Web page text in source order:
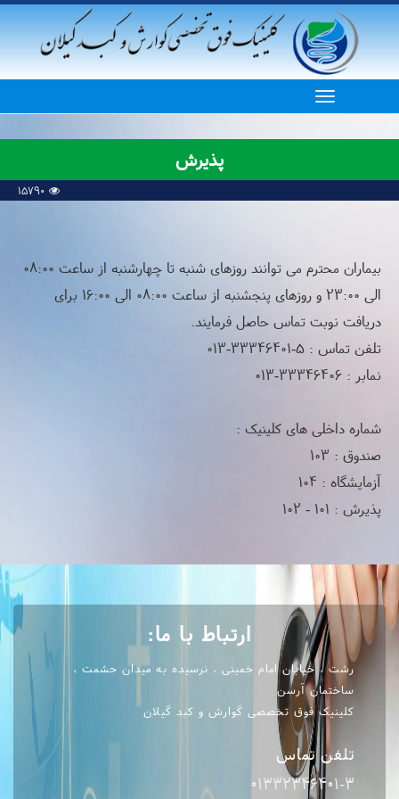
پذیرش
15790
بیماران محترم می توانند روزهای شنبه تا چهارشنبه از ساعت 08:00
الی 23:00 و روزهای پنجشنبه از ساعت 08:00 الی 16:00 برای
دریافت نوبت تماس حاصل فرمایند.
تلفن تماس : 5-33346401-013
نمابر : 33346406-013
شماره داخلی های کلینیک :
صندوق : 103
آزمایشگاه : 104
پذیرش : 101 - 102
ارتباط با ما:
رشت ، خیابان امام خمینی ، نرسیده به میدان حشمت ،
ساختمان آرسن
کلینیک فوق تخصصی گوارش و کبد گیلان
تلفن تماس
01332346401-3